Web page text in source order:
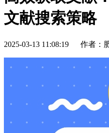
文献搜索策略
2025-03-13 11:08:19 作者：